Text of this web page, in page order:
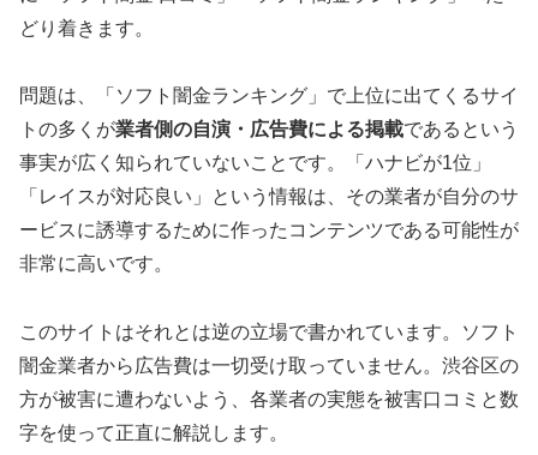
どり着きます。
問題は、「ソフト闇金ランキング」で上位に出てくるサイ
トの多くが業者側の自演・広告費による掲載であるという
事実が広く知られていないことです。「ハナビが1位」
「レイスが対応良い」という情報は、その業者が自分のサ
ービスに誘導するために作ったコンテンツである可能性が
非常に高いです。
このサイトはそれとは逆の立場で書かれています。ソフト
闇金業者から広告費は一切受け取っていません。渋谷区の
方が被害に遭わないよう、各業者の実態を被害口コミと数
字を使って正直に解説します。